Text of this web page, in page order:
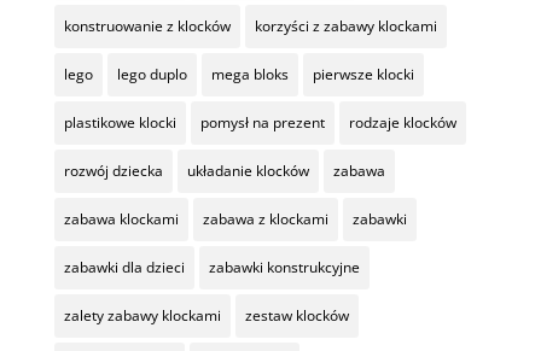
konstruowanie z klocków korzyści z zabawy klockami
lego lego duplo mega bloks pierwsze klocki
plastikowe klocki pomysł na prezent rodzaje klocków
rozwój dziecka układanie klocków zabawa
zabawa klockami zabawa z klockami zabawki
zabawki dla dzieci zabawki konstrukcyjne
zalety zabawy klockami zestaw klocków